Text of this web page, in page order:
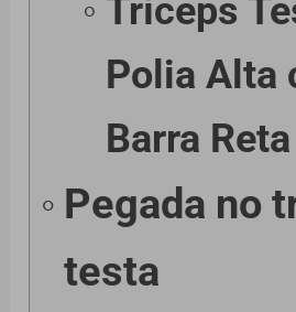
Tríceps
Polia Alta
Barra Reta
Pegada no
testa